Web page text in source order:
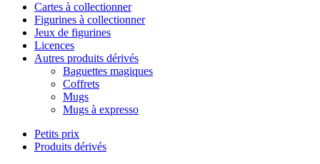
Cartes à collectionner
Figurines à collectionner
Jeux de figurines
Licences
Autres produits dérivés
Baguettes magiques
Coffrets
Mugs
Mugs à expresso
Petits prix
Produits dérivés